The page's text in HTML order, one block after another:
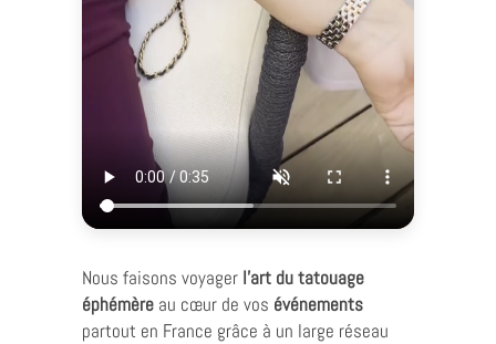
Nous faisons voyager l’art du tatouage
éphémère au cœur de vos événements
partout en France grâce à un large réseau